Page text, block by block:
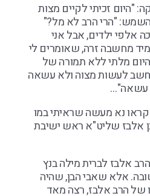
"היום זכיתי לקיים מצות
"הרי הרב לא מל?"
אלפי ילדים, אבל אני
מחשבה זרה, שאומרים לי
מלתי ללא תמורה של
לעשות מצוה ולא עשאה
עשאה"…
נא מעשה שראיתי במו
אלבז שליט"א ראש ישיבת
אלבז לברית מילה בנץ
אלא שאבי הבן, שהיה
של הרב אלבז, רצה מאד